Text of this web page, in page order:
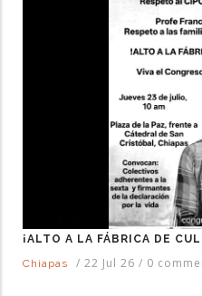
¡ALTO A LA FÁBRICA DE
Chiapas
/ 22 Jul 26 / 0